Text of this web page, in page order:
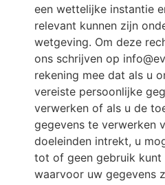
een wettelijke instantie
relevant kunnen zijn
wetgeving. Om deze
ons schrijven op
rekening mee dat als u
vereiste persoonlijke
verwerken of als u de
gegevens te verwerken
doeleinden intrekt, u
tot of geen gebruik kunt
waarvoor uw gegevens